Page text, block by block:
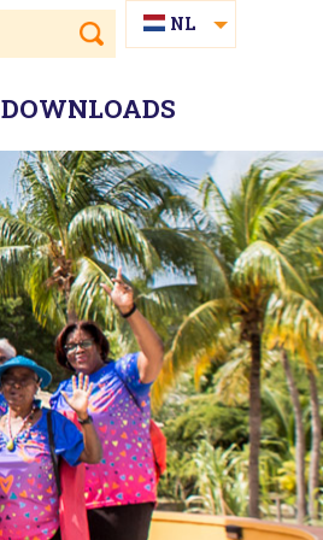
NL
DOWNLOADS